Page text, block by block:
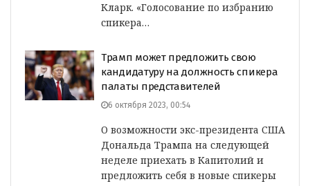
Кларк. «Голосование по избранию
спикера…
Трамп может предложить свою
кандидатуру на должность спикера
палаты представителей
6 октября 2023, 00:54
О возможности экс-президента США
Дональда Трампа на следующей
неделе приехать в Капитолий и
предложить себя в новые спикеры